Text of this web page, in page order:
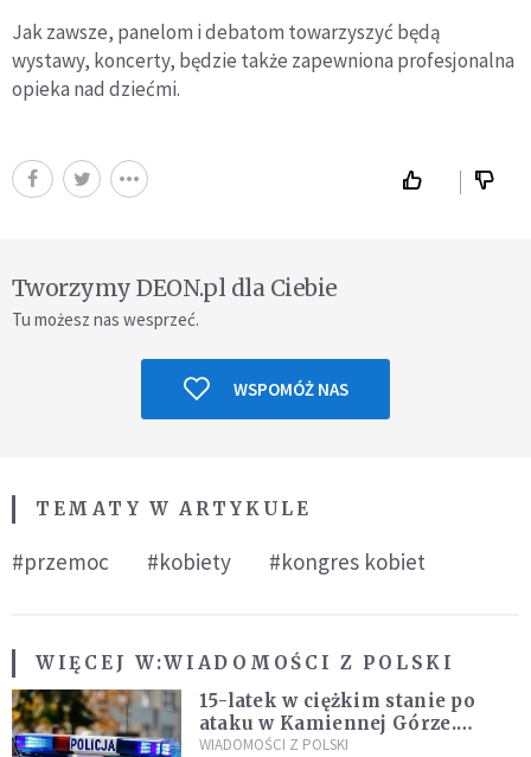
Jak zawsze, panelom i debatom towarzyszyć będą
wystawy, koncerty, będzie także zapewniona profesjonalna
opieka nad dziećmi.
Tworzymy DEON.pl dla Ciebie
Tu możesz nas wesprzeć.
WSPOMÓŻ NAS
TEMATY W ARTYKULE
#przemoc #kobiety #kongres kobiet
WIĘCEJ W:WIADOMOŚCI Z POLSKI
15-latek w ciężkim stanie po
ataku w Kamiennej Górze.
Policja zatrzymała dwóch
WIADOMOŚCI Z POLSKI